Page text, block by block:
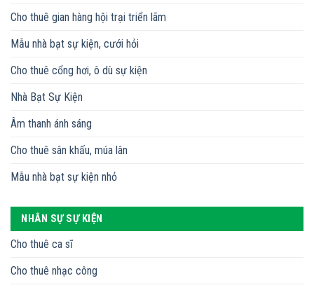
Cho thuê gian hàng hội trại triển lãm
Mẫu nhà bạt sự kiện, cưới hỏi
Cho thuê cổng hơi, ô dù sự kiện
Nhà Bạt Sự Kiện
Âm thanh ánh sáng
Cho thuê sân khấu, múa lân
Mẫu nhà bạt sự kiện nhỏ
NHÂN SỰ SỰ KIỆN
Cho thuê ca sĩ
Cho thuê nhạc công